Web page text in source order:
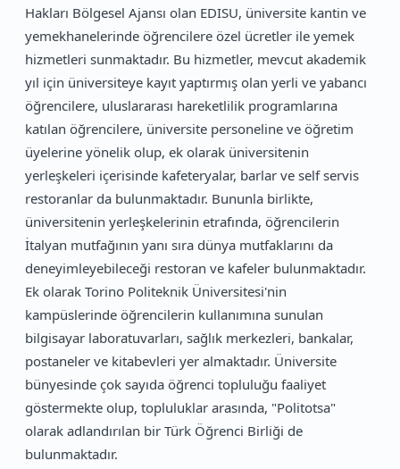
Hakları Bölgesel Ajansı olan EDISU, üniversite kantin ve
yemekhanelerinde öğrencilere özel ücretler ile yemek
hizmetleri sunmaktadır. Bu hizmetler, mevcut akademik
yıl için üniversiteye kayıt yaptırmış olan yerli ve yabancı
öğrencilere, uluslararası hareketlilik programlarına
katılan öğrencilere, üniversite personeline ve öğretim
üyelerine yönelik olup, ek olarak üniversitenin
yerleşkeleri içerisinde kafeteryalar, barlar ve self servis
restoranlar da bulunmaktadır. Bununla birlikte,
üniversitenin yerleşkelerinin etrafında, öğrencilerin
İtalyan mutfağının yanı sıra dünya mutfaklarını da
deneyimleyebileceği restoran ve kafeler bulunmaktadır.
Ek olarak Torino Politeknik Üniversitesi'nin
kampüslerinde öğrencilerin kullanımına sunulan
bilgisayar laboratuvarları, sağlık merkezleri, bankalar,
postaneler ve kitabevleri yer almaktadır. Üniversite
bünyesinde çok sayıda öğrenci topluluğu faaliyet
göstermekte olup, topluluklar arasında, "Politotsa"
olarak adlandırılan bir Türk Öğrenci Birliği de
bulunmaktadır.